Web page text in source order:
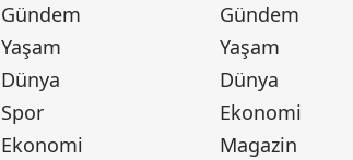
Gündem
Yaşam
Dünya
Spor
Ekonomi
Gündem
Yaşam
Dünya
Ekonomi
Magazin